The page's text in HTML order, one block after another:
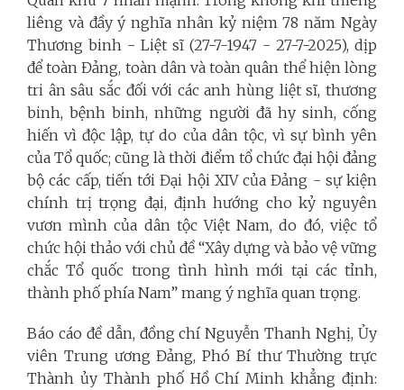
liêng và đầy ý nghĩa nhân kỷ niệm 78 năm Ngày
Thương binh - Liệt sĩ (27-7-1947 - 27-7-2025), dịp
để toàn Đảng, toàn dân và toàn quân thể hiện lòng
tri ân sâu sắc đối với các anh hùng liệt sĩ, thương
binh, bệnh binh, những người đã hy sinh, cống
hiến vì độc lập, tự do của dân tộc, vì sự bình yên
của Tổ quốc; cũng là thời điểm tổ chức đại hội đảng
bộ các cấp, tiến tới Đại hội XIV của Đảng - sự kiện
chính trị trọng đại, định hướng cho kỷ nguyên
vươn mình của dân tộc Việt Nam, do đó, việc tổ
chức hội thảo với chủ đề “Xây dựng và bảo vệ vững
chắc Tổ quốc trong tình hình mới tại các tỉnh,
thành phố phía Nam” mang ý nghĩa quan trọng.
Báo cáo đề dẫn, đồng chí Nguyễn Thanh Nghị, Ủy
viên Trung ương Đảng, Phó Bí thư Thường trực
Thành ủy Thành phố Hồ Chí Minh khẳng định: